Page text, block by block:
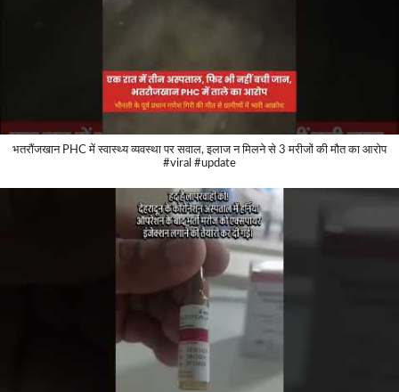
भतरौंजखान PHC में स्वास्थ्य व्यवस्था पर सवाल, इलाज न मिलने से 3 मरीजों की मौत का आरोप
#viral #update